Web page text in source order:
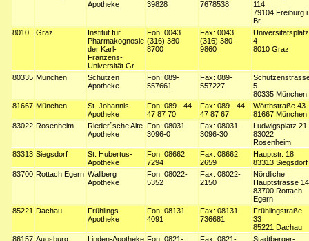
Apotheke
39828
7678538
114
79104 Freiburg i.
Br.
8010
Graz
Institut für
Pharmakognosie
der Karl-
Franzens-
Universität Gr
Fon: 0043
(316) 380-
8700
Fax: 0043
(316) 380-
9860
Universitätsplatz
4
8010 Graz
80335 München
Schützen
Apotheke
Fon: 089-
557661
Fax: 089-
557227
5
80335 München
81667 München
St. Johannis-
Apotheke
Fon: 089 - 44
47 87 70
Fax: 089 - 44
47 87 67
Wörthstraße 43
81667 München
83022 Rosenheim
Rieder´sche Alte
Apotheke
Fon: 08031
3096-0
Fax: 08031
3096-30
Ludwigsplatz 21
83022
Rosenheim
83313 Siegsdorf
St. Hubertus-
Apotheke
Fon: 08662
7294
Fax: 08662
2659
Hauptstr. 18
83313 Siegsdorf
83700 Rottach Egern Wallberg
Apotheke
Fon: 08022-
5352
Fax: 08022-
2150
Nördliche
Hauptstrasse 14
83700 Rottach
Egern
85221 Dachau
Frühlings-
Apotheke
Fon: 08131
4091
Fax: 08131
736681
Frühlingstraße
33
85221 Dachau
86157 Augsburg Linden-Apotheke Fon: 0821-
Fax: 0821-
Stadtberger-